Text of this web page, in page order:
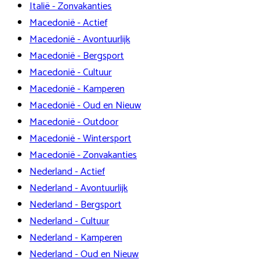
Italië - Zonvakanties
Macedonië - Actief
Macedonië - Avontuurlijk
Macedonië - Bergsport
Macedonië - Cultuur
Macedonië - Kamperen
Macedonië - Oud en Nieuw
Macedonië - Outdoor
Macedonië - Wintersport
Macedonië - Zonvakanties
Nederland - Actief
Nederland - Avontuurlijk
Nederland - Bergsport
Nederland - Cultuur
Nederland - Kamperen
Nederland - Oud en Nieuw